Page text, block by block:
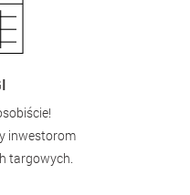
inwestorom
targowych.